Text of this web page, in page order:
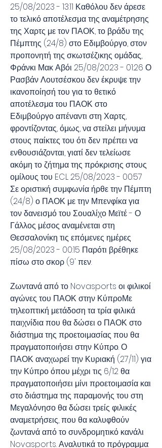
25/08/2023 - 13:11 Καθόλου δεν άρεσε
το τελικό αποτέλεσμα της αναμέτρησης
της Χαρτς με τον ΠΑΟΚ, το βράδυ της
Πέμπτης (24/8) στο Εδιμβούργο, στον
προπονητή της σκωτσέζικης ομάδας,
Φράνκι Μακ Αβόι 25/08/2023 - 01:26 Ο
Ρασβάν Λουτσέσκου δεν έκρυψε την
ικανοποίησή του για το θετικό
αποτέλεσμα του ΠΑΟΚ στο
Εδιμβούργο απέναντι στη Χαρτς,
φροντίζοντας, όμως, να στείλει μήνυμα
στους παίκτες του ότι δεν πρέπει να
ενθουσιάζονται, γιατί δεν τελείωσε
ακόμη το ζήτημα της πρόκρισης στους
ομίλους του ECL 25/08/2023 - 00:57
Σε οριστική συμφωνία ήρθε την Πέμπτη
(24/8) ο ΠΑΟΚ με την Μπενφίκα για
τον δανεισμό του Σουαλίχο Μεϊτέ - Ο
Γάλλος μέσος αναμένεται στη
Θεσσαλονίκη τις επόμενες ημέρες
25/08/2023 - 00:15 Παρότι βρέθηκε
πίσω στο σκορ (9' πεν.
Ζωντανά από το Novasports οι φιλικοί
αγώνες του ΠΑΟΚ στην ΚύπροΜε
τηλεοπτική μετάδοση τα τρία φιλικά
παιχνίδια που θα δώσει ο ΠΑΟΚ στο
διάστημα της προετοιμασίας που θα
πραγματοποιήσει στην Κύπρο. Ο
ΠΑΟΚ αναχωρεί την Κυριακή (27/11) για
την Κύπρο όπου μέχρι τις 6/12 θα
πραγματοποιήσει μίνι προετοιμασία και
στο διάστημα της παραμονής του στη
Μεγαλόνησο θα δώσει τρείς φιλικές
αναμετρήσεις, που θα καλυφθούν
ζωντανά από το συνδρομητικό κανάλι
Novasports. Αναλυτικά το πρόγραμμα: